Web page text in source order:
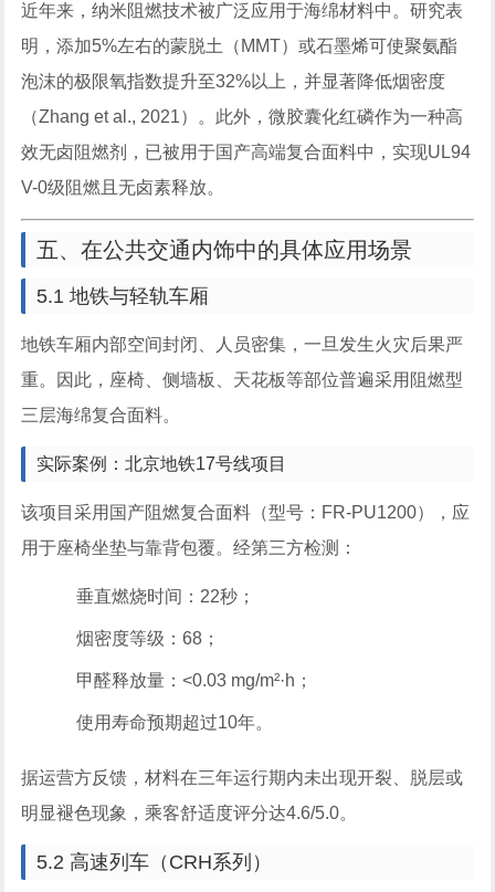
近年来，纳米阻燃技术被广泛应用于海绵材料中。研究表
明，添加5%左右的蒙脱土（MMT）或石墨烯可使聚氨酯
泡沫的极限氧指数提升至32%以上，并显著降低烟密度
（Zhang et al., 2021）。此外，微胶囊化红磷作为一种高
效无卤阻燃剂，已被用于国产高端复合面料中，实现UL94
V-0级阻燃且无卤素释放。
五、在公共交通内饰中的具体应用场景
5.1 地铁与轻轨车厢
地铁车厢内部空间封闭、人员密集，一旦发生火灾后果严
重。因此，座椅、侧墙板、天花板等部位普遍采用阻燃型
三层海绵复合面料。
实际案例：北京地铁17号线项目
该项目采用国产阻燃复合面料（型号：FR-PU1200），应
用于座椅坐垫与靠背包覆。经第三方检测：
垂直燃烧时间：22秒；
烟密度等级：68；
甲醛释放量：<0.03 mg/m²·h；
使用寿命预期超过10年。
据运营方反馈，材料在三年运行期内未出现开裂、脱层或
明显褪色现象，乘客舒适度评分达4.6/5.0。
5.2 高速列车（CRH系列）